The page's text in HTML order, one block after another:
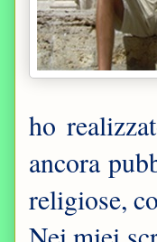
ho
ancora
religiose,